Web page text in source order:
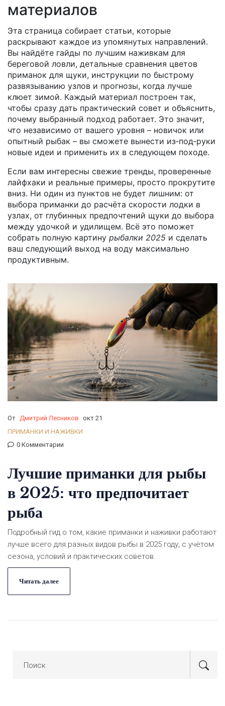
материалов
Эта страница собирает статьи, которые
раскрывают каждое из упомянутых направлений.
Вы найдёте гайды по лучшим наживкам для
береговой ловли, детальные сравнения цветов
приманок для щуки, инструкции по быстрому
развязыванию узлов и прогнозы, когда лучше
клюет зимой. Каждый материал построен так,
чтобы сразу дать практический совет и объяснить,
почему выбранный подход работает. Это значит,
что независимо от вашего уровня – новичок или
опытный рыбак – вы сможете вынести из‑под‑руки
новые идеи и применить их в следующем походе.
Если вам интересны свежие тренды, проверенные
лайфхаки и реальные примеры, просто прокрутите
вниз. Ни один из пунктов не будет лишним: от
выбора приманки до расчёта скорости лодки в
узлах, от глубинных предпочтений щуки до выбора
между удочкой и удилищем. Всё это поможет
собрать полную картину рыбалки 2025 и сделать
ваш следующий выход на воду максимально
продуктивным.
От Дмитрий Лесников окт 21
ПРИМАНКИ И НАЖИВКИ
0 Комментарии
Лучшие приманки для рыбы
в 2025: что предпочитает
рыба
Подробный гид о том, какие приманки и наживки работают
лучше всего для разных видов рыбы в 2025 году, с учётом
сезона, условий и практических советов.
Читать далее